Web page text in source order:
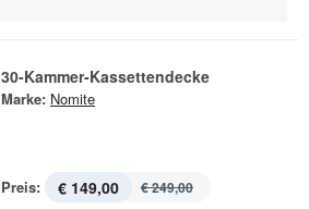
30-Kammer-Kassettendecke
Marke: Nomite
Preis: € 149,00 € 249,00